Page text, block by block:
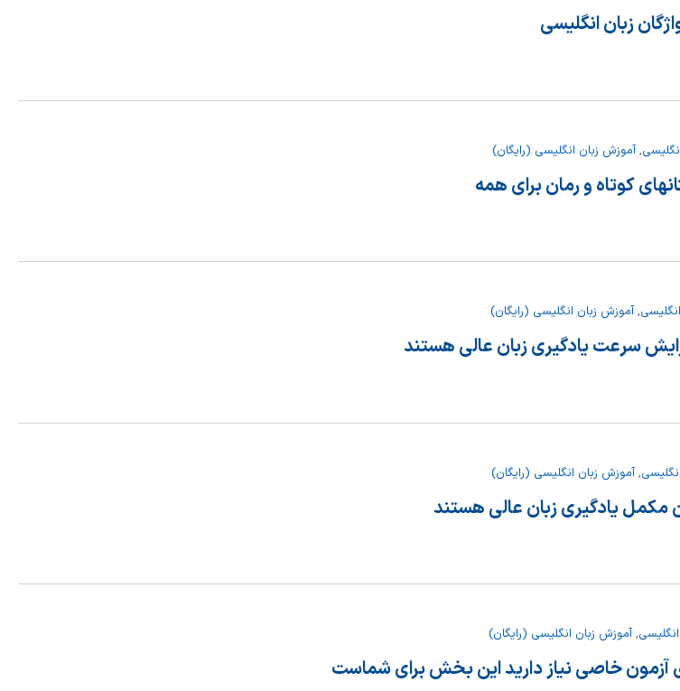
زبان انگلیسی
, آموزش زبان انگلیسی (رایگان)
کوتاه و رمان برای همه
, آموزش زبان انگلیسی (رایگان)
سرعت یادگیری زبان عالی هستند
,آموزش زبان انگلیسی (رایگان)
مکمل یادگیری زبان عالی هستند
, آموزش زبان انگلیسی (رایگان)
آزمون خاصی نیاز دارید این بخش برای شماست